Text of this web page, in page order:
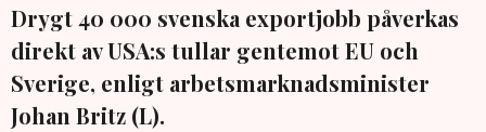
Drygt 40 000 svenska exportjobb påverkas
direkt av USA:s tullar gentemot EU och
Sverige, enligt arbetsmarknadsminister
Johan Britz (L).